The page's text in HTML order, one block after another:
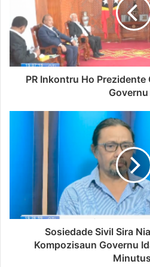
PR Inkontru Ho Prezidente
Governu
Sosiedade Sivil Sira
Kompozisaun Governu